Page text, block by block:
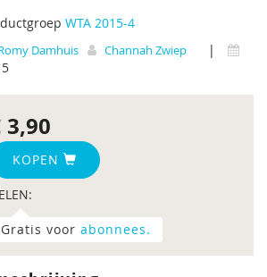
WTA 2015-4
Damhuis Channah Zwiep
|
3,90
KOPEN
Gratis voor abonnees.